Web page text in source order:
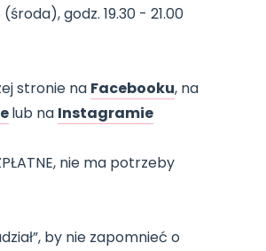
godz. 19.30 - 21.00
stronie na Facebooku, na
lub na Instagramie
nie ma potrzeby
by nie zapomnieć o